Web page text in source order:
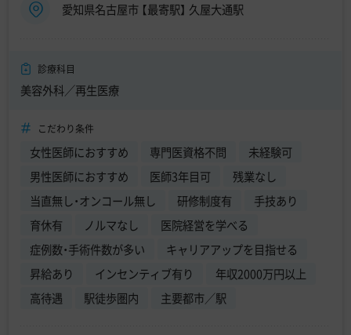
愛知県名古屋市 【最寄駅】 久屋大通駅
診療科目
美容外科／再生医療
こだわり条件
女性医師におすすめ 専門医資格不問
未経験可
男性医師におすすめ
医師3年目可
残業なし
当直無し・オンコール無し
研修制度有
手技あり
育休有
ノルマなし
医院経営を学べる
症例数・手術件数が多い
キャリアアップを目指せる
昇給あり
インセンティブ有り
年収2000万円以上
高待遇
駅徒歩圏内 主要都市／駅